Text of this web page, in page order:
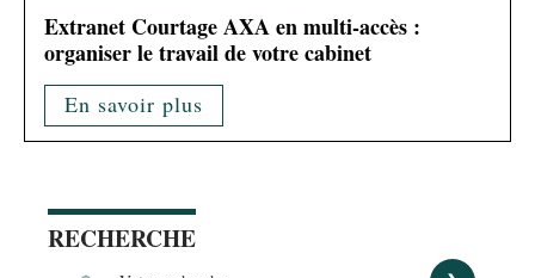
Extranet Courtage AXA en multi-accès :
organiser le travail de votre cabinet
En savoir plus
RECHERCHE